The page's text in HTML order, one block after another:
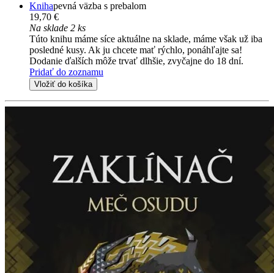
Knihapevná väzba s prebalom
19,70 €
Na sklade 2 ks
Túto knihu máme síce aktuálne na sklade, máme však už iba
posledné kusy. Ak ju chcete mať rýchlo, ponáhľajte sa!
Dodanie ďalších môže trvať dlhšie, zvyčajne do 18 dní.
Pridať do zoznamu
Vložiť do košíka